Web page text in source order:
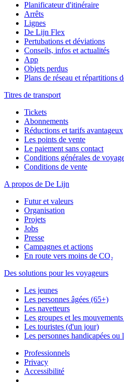
Planificateur d'itinéraire
Arrêts
Lignes
De Lijn Flex
Pertubations et déviations
Conseils, infos et actualités
App
Objets perdus
Plans de réseau et répartitions
Titres de transport
Tickets
Abonnements
Réductions et tarifs avantageux
Les points de vente
Le paiement sans contact
Conditions générales de
Conditions de vente
A propos de De Lijn
Futur et valeurs
Organisation
Projets
Jobs
Presse
Campagnes et actions
En route vers moins de CO₂
Des solutions pour les voyageurs
Les jeunes
Les personnes âgées (65+)
Les navetteurs
Les groupes et les
Les touristes (d'un jour)
Les personnes handicapées ou
Professionnels
Privacy
Accessibilité